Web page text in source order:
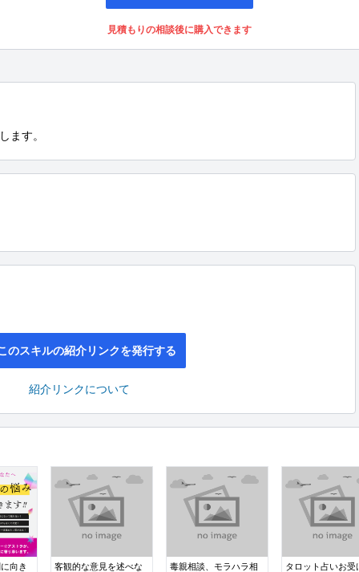
見積もりの相談後に購入できます
ます。
のスキルの紹介リンクを発行する
紹介リンクについて
向き
客観的な意見を述べな
毒親相談、モラハラ相
タロット占いお受